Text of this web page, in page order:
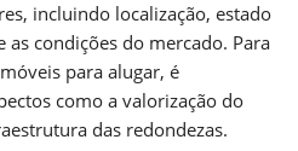
incluindo localização, estado
as condições do mercado. Para
para alugar, é
como a valorização do
das redondezas.